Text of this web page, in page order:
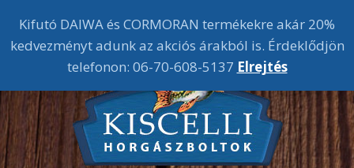
Kifutó DAIWA és CORMORAN termékekre akár 20%
kedvezményt adunk az akciós árakból is. Érdeklődjön
telefonon: 06-70-608-5137 Elrejtés